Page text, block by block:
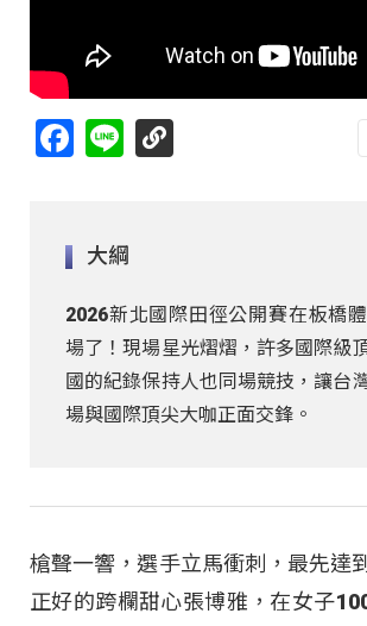
Facebook
Line
大綱
2026新北國際田徑公開賽在板橋
場了！現場星光熠熠，許多國際級
國的紀錄保持人也同場競技，讓台
場與國際頂尖大咖正面交鋒。
槍聲一響，選手立馬衝刺，最先達
正好的跨欄甜心張博雅，在女子